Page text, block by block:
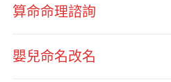
算命命理諮詢
嬰兒命名改名